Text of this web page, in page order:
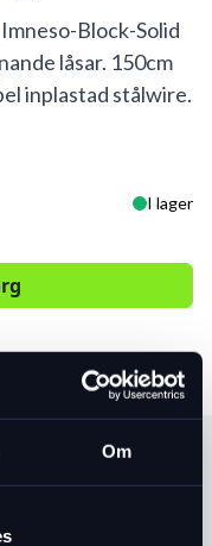
Om
Block-Solid
låsar. 150cm
inplastad stålwire.
I lager